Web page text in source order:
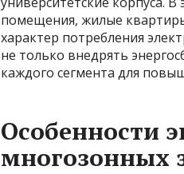
помещения, жилые
характер потребления
не только внедрять
каждого сегмента для
Особенности
многозонных